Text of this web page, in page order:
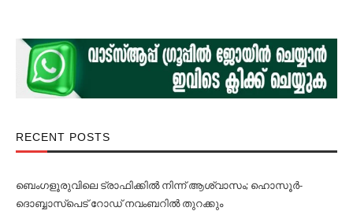
RECENT POSTS
ബെംഗളൂരുവിലെ ട്രാഫിക്കില്‍ നിന്ന് ആശ്വാസം; ഹൊസൂര്‍-
ദൊബ്ബാസ്പെട് റോഡ് നവംബറില്‍ തുറക്കും